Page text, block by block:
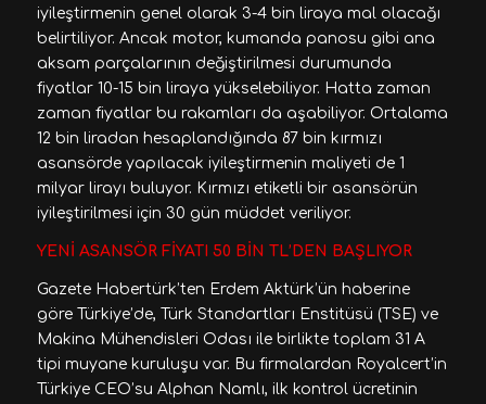
iyileştirmenin genel olarak 3-4 bin liraya mal olacağı
belirtiliyor. Ancak motor, kumanda panosu gibi ana
aksam parçalarının değiştirilmesi durumunda
fiyatlar 10-15 bin liraya yükselebiliyor. Hatta zaman
zaman fiyatlar bu rakamları da aşabiliyor. Ortalama
12 bin liradan hesaplandığında 87 bin kırmızı
asansörde yapılacak iyileştirmenin maliyeti de 1
milyar lirayı buluyor. Kırmızı etiketli bir asansörün
iyileştirilmesi için 30 gün müddet veriliyor.
YENİ ASANSÖR FİYATI 50 BİN TL’DEN BAŞLIYOR
Gazete Habertürk’ten Erdem Aktürk’ün haberine
göre Türkiye’de, Türk Standartları Enstitüsü (TSE) ve
Makina Mühendisleri Odası ile birlikte toplam 31 A
tipi muyane kuruluşu var. Bu firmalardan Royalcert’in
Türkiye CEO’su Alphan Namlı, ilk kontrol ücretinin